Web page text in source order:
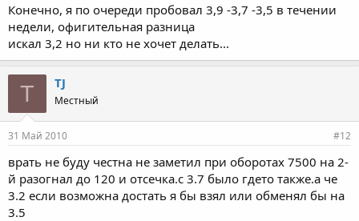
Конечно, я по очереди пробовал 3,9 -3,7 -3,5 в течении
недели, офигительная разница
искал 3,2 но ни кто не хочет делать...
T TJ
Местный
31 Май 2010 #12
врать не буду честна не заметил при оборотах 7500 на 2-
й разогнал до 120 и отсечка.с 3.7 было гдето также.а че
3.2 если возможна достать я бы взял или обменял бы на
3.5